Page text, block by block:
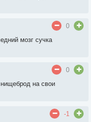
0
мозг сучка
0
на свои
-1